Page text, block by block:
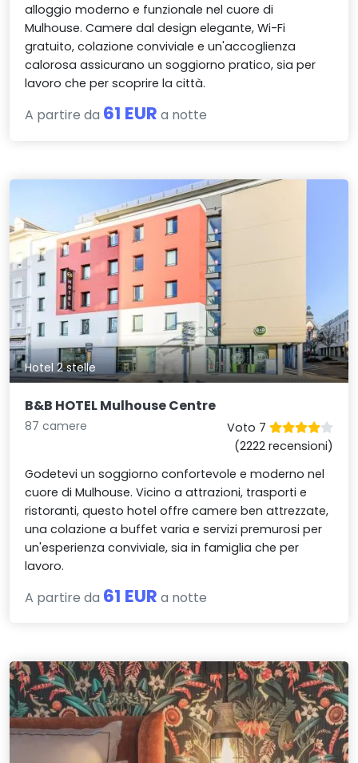
alloggio moderno e funzionale nel cuore di
Mulhouse. Camere dal design elegante, Wi-Fi
gratuito, colazione conviviale e un'accoglienza
calorosa assicurano un soggiorno pratico, sia per
lavoro che per scoprire la città.
A partire da 61 EUR a notte
Hotel 2 stelle
B&B HOTEL Mulhouse Centre
87 camere
Voto 7
(2222 recensioni)
Godetevi un soggiorno confortevole e moderno nel
cuore di Mulhouse. Vicino a attrazioni, trasporti e
ristoranti, questo hotel offre camere ben attrezzate,
una colazione a buffet varia e servizi premurosi per
un'esperienza conviviale, sia in famiglia che per
lavoro.
A partire da 61 EUR a notte